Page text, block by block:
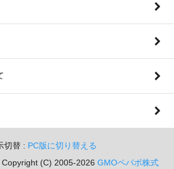
切替 : PC版に切り替える
Copyright (C) 2005-2026 GMOペパボ株式